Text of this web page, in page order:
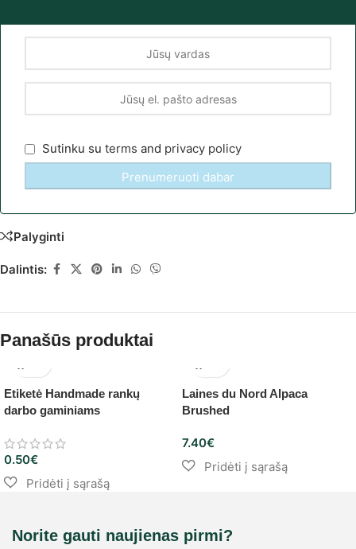
Sutinku su terms and privacy policy
Palyginti
Dalintis:
Panašūs produktai
Etiketė Handmade rankų
darbo gaminiams
0.50€
Laines du Nord Alpaca
Brushed
7.40€
Norite gauti naujienas pirmi?